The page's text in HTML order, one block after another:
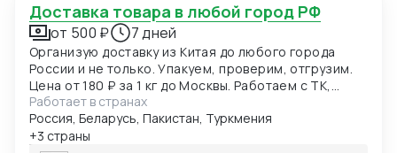
Доставка товара в любой город РФ
от 500 ₽ 7 дней
Организую доставку из Китая до любого города
России и не только. Упакуем, проверим, отгрузим.
Цена от 180 ₽ за 1 кг до Москвы. Работаем с ТК,
предоставим трек-номер и фото перед отправкой.
Отправляем авто, ж\д, авиа и море.
Работает в странах
Россия, Беларусь, Пакистан, Туркмения
+3 страны